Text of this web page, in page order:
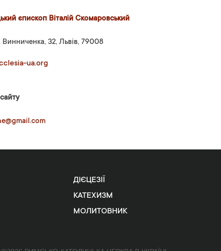
єпископ Віталій Скомаровський
Винниченка, 32, Львів, 79008
ua.org
ДІЄЦЕЗІЇ
КАТЕХИЗМ
МОЛИТОВНИК